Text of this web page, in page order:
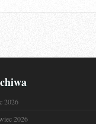
2026
2026